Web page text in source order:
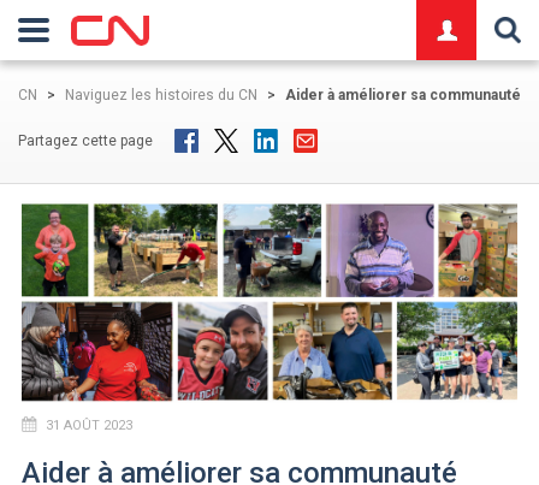
CN > Naviguez les histoires du CN > Aider à améliorer sa communauté
Partagez cette page
31 AOÛT 2023
Aider à améliorer sa communauté